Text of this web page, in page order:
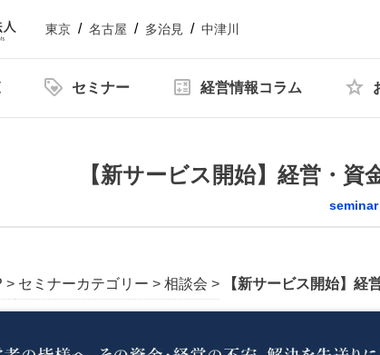
東京 名古屋 多治見 中津川
セミナー 経営情報コラム
理士をお探しの方 税理士変更を
】企業型確定拠出年金導入セミナー
期記念特別企画】中津川会計塾+ファイナンス
お客様の
動画をまとめました 無料で資料ダ
【新サービス開始】経営・
seminar
> セミナーカテゴリー > 相談会 > 【新サービス開始】経